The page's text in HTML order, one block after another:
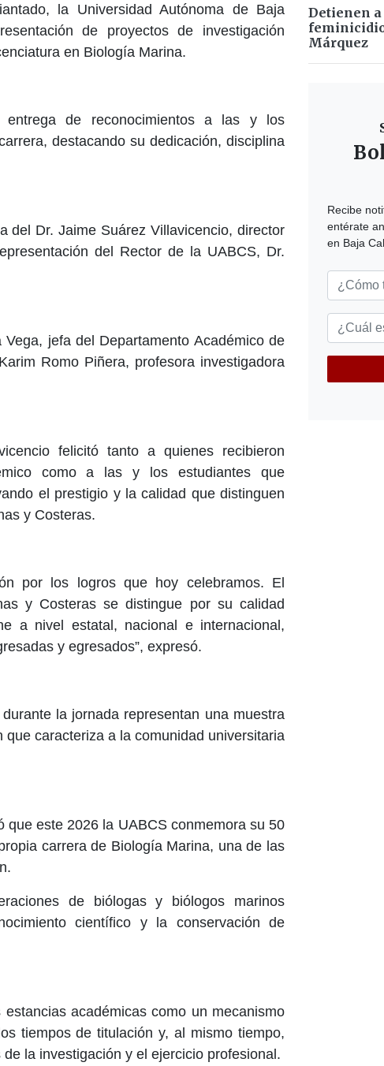
la Universidad Autónoma de Baja
de proyectos de investigación
en Biología Marina.
de reconocimientos a las y los
destacando su dedicación, disciplina
del Dr. Jaime Suárez Villavicencio, director
del Rector de la UABCS, Dr.
jefa del Departamento Académico de
Romo Piñera, profesora investigadora
felicitó tanto a quienes recibieron
como a las y los estudiantes que
el prestigio y la calidad que distinguen
y Costeras.
por los logros que hoy celebramos. El
y Costeras se distingue por su calidad
a nivel estatal, nacional e internacional,
y egresados”, expresó.
la jornada representan una muestra
caracteriza a la comunidad universitaria
este 2026 la UABCS conmemora su 50
carrera de Biología Marina, una de las
de biólogas y biólogos marinos
científico y la conservación de
académicas como un mecanismo
tiempos de titulación y, al mismo tiempo,
la investigación y el ejercicio profesional.
Detienen
Márquez
Recibe
entérate
en Baja